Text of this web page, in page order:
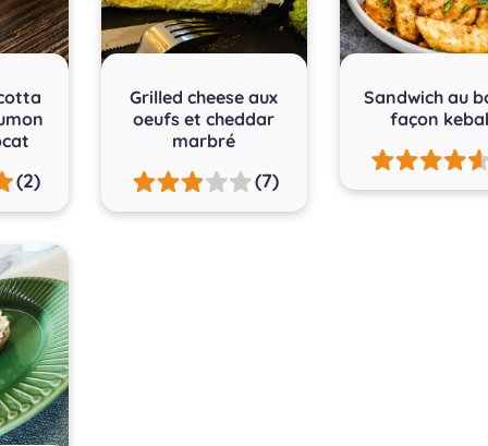
(2)
Grilled cheese aux
oeufs et cheddar
marbré
(7)
Sandwich au
façon